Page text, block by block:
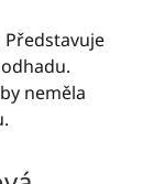
Představuje
neměla